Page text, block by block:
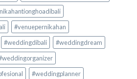
#venuepernikahan
#weddingdibali
#weddingdream
#weddingplanner